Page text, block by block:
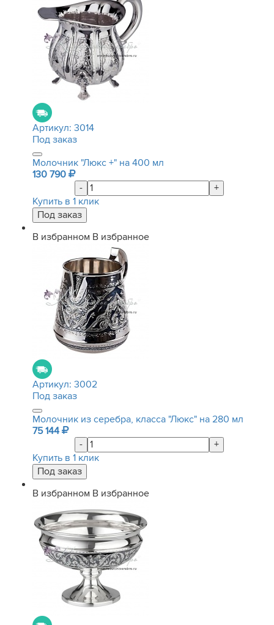
Артикул: 3014
Под заказ
Молочник "Люкс +" на 400 мл
130 790
-
+
Купить в 1 клик
В избранном В избранное
Артикул: 3002
Под заказ
Молочник из серебра, класса "Люкс" на 280 мл
75 144
-
+
Купить в 1 клик
В избранном В избранное